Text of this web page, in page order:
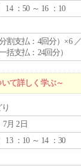
14 ：50 ～ 16 ：10
割支払：4回分）×6
括支払：24回分）
て詳しく学ぶ～
7月 2日
13 ：10 ～ 14 ：30